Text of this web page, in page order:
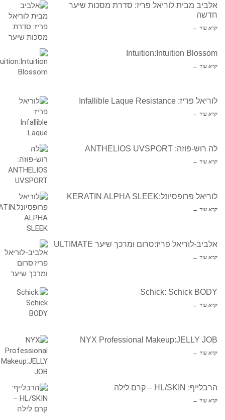
אלביב מבית לוריאל פריז: סדרת מסכות שיער
חדשה
קרא עוד ←
Intuition:Intuition Blossom
קרא עוד ←
לוריאל פריז: Infallible Laque Resistance
קרא עוד ←
לה רוש-פוזה: ANTHELIOS UVSPORT
קרא עוד ←
לוריאל פרופסיונל:KERATIN ALPHA SLEEK
קרא עוד ←
אלביב-לוריאל פריז:סרום ומרכך שיער ULTIMATE
קרא עוד ←
Schick: Schick BODY
קרא עוד ←
NYX Professional Makeup:JELLY JOB
קרא עוד ←
הרבלייף: HL/SKIN – קרם לילה
קרא עוד ←